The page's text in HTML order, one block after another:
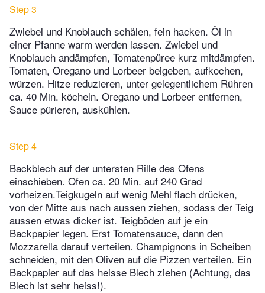
Step 3
Zwiebel und Knoblauch schälen, fein hacken. Öl in
einer Pfanne warm werden lassen. Zwiebel und
Knoblauch andämpfen, Tomatenpüree kurz mitdämpfen.
Tomaten, Oregano und Lorbeer beigeben, aufkochen,
würzen. Hitze reduzieren, unter gelegentlichem Rühren
ca. 40 Min. köcheln. Oregano und Lorbeer entfernen,
Sauce pürieren, auskühlen.
Step 4
Backblech auf der untersten Rille des Ofens
einschieben. Ofen ca. 20 Min. auf 240 Grad
vorheizen.Teigkugeln auf wenig Mehl flach drücken,
von der Mitte aus nach aussen ziehen, sodass der Teig
aussen etwas dicker ist. Teigböden auf je ein
Backpapier legen. Erst Tomatensauce, dann den
Mozzarella darauf verteilen. Champignons in Scheiben
schneiden, mit den Oliven auf die Pizzen verteilen. Ein
Backpapier auf das heisse Blech ziehen (Achtung, das
Blech ist sehr heiss!).